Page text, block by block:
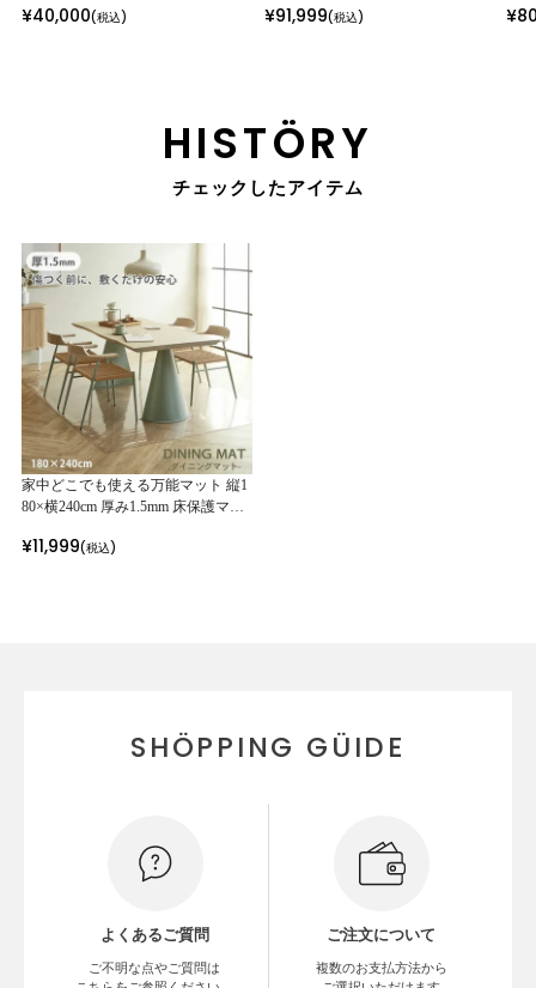
¥40,000(税込)
耳付きテーブル 選べる脚 ダイニン
¥91,999(税込)
耳
¥
HISTÖRY
チェックしたアイテム
家中どこでも使える万能マット 縦1
80×横240cm 厚み1.5mm 床保護マッ
明マット フロアマット キッチンマ
¥11,999(税込)
SHÖPPING GÜIDE
よくあるご質問
ご不明な点やご質問は
ご注文について
複数のお支払方法から